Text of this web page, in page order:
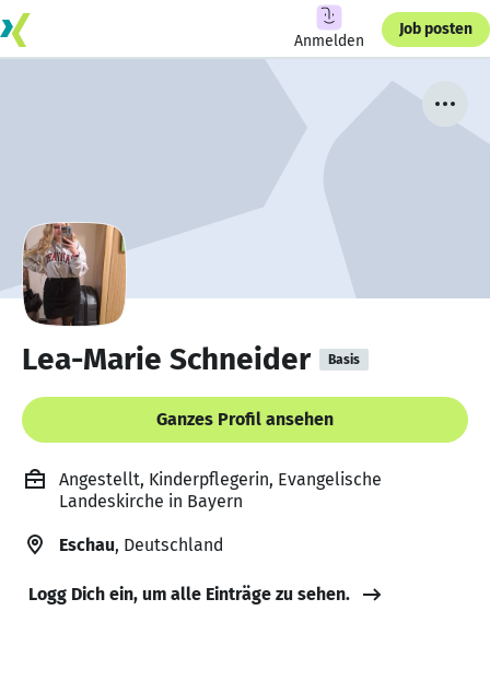
Anmelden
Job posten
Lea-Marie Schneider Basis
Ganzes Profil ansehen
Angestellt, Kinderpflegerin, Evangelische
Landeskirche in Bayern
Eschau, Deutschland
Logg Dich ein, um alle Einträge zu sehen.